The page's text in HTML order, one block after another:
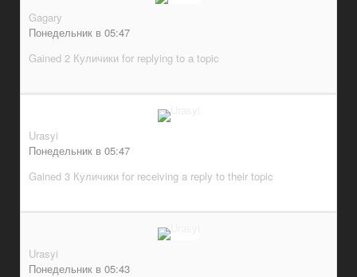
Gagary
Понедельник в 05:47
Gained 2 Куличики for replying to a topic
Urasyi
Понедельник в 05:47
Gained 3 Куличики for receiving a reply to their topic
Urasyi
Понедельник в 05:43